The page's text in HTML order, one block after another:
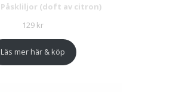
(doft av citron)
129 kr
Läs mer här & köp